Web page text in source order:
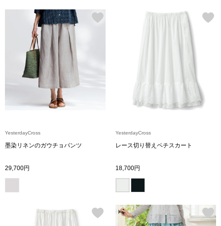
ベスト
ボトムス
パンツ／スラ
YesterdayCross
墨染リネンのガウチョパンツ
29,700円
YesterdayCross
レース切り替えペチスカート
18,700円